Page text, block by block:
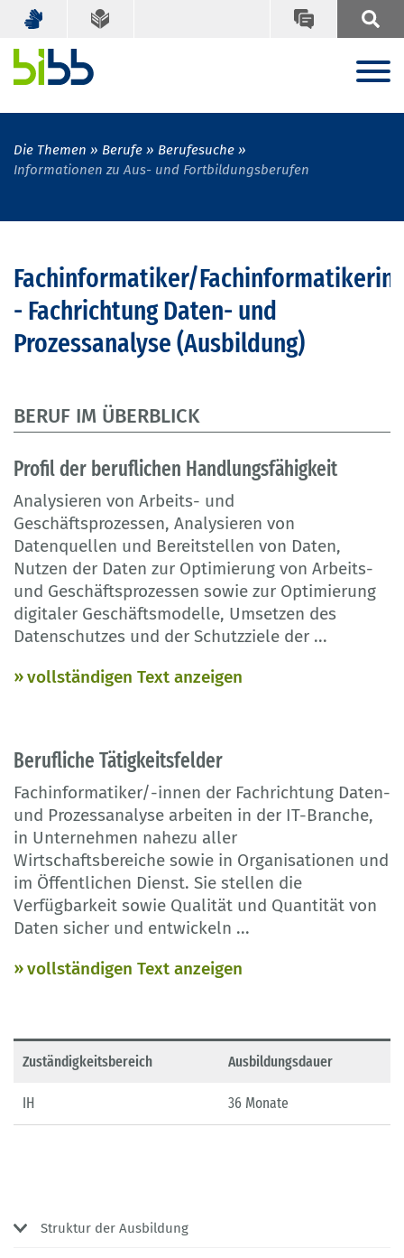
Die Themen Berufe
Berufesuche
Informationen zu Aus- und Fortbildungsberufen
Fachinformatiker/Fachinformatikerin
- Fachrichtung Daten- und
Prozessanalyse (Ausbildung)
BERUF IM ÜBERBLICK
Profil der beruflichen Handlungsfähigkeit
Analysieren von Arbeits- und
Geschäftsprozessen, Analysieren von
Datenquellen und Bereitstellen von Daten,
Nutzen der Daten zur Optimierung von Arbeits-
und Geschäftsprozessen sowie zur Optimierung
digitaler Geschäftsmodelle, Umsetzen des
Datenschutzes und der Schutzziele der ...
vollständigen Text anzeigen
Berufliche Tätigkeitsfelder
Fachinformatiker/-innen der Fachrichtung Daten-
und Prozessanalyse arbeiten in der IT-Branche,
in Unternehmen nahezu aller
Wirtschaftsbereiche sowie in Organisationen und
im Öffentlichen Dienst. Sie stellen die
Verfügbarkeit sowie Qualität und Quantität von
Daten sicher und entwickeln ...
vollständigen Text anzeigen
Zuständigkeitsbereich Ausbildungsdauer
IH 36 Monate
Struktur der Ausbildung